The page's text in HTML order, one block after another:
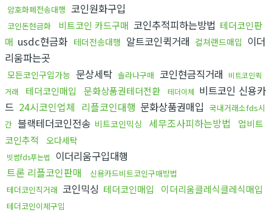
암호화폐전송대행 코인원화구입
코인돈현금화 비트코인 카드구매 코인추적피하는방법 테더코인판
매 usdc현금화 테더전송대행 알트코인퀵거래 컬쳐랜드매입 이더
리움파는곳
모든코인구입가능 문상세탁 솔라나구매 코인현금직거래
비트코인퀵
거래
테더코인매입 문화상품권테더전환 테더이체 비트코인 신용카
드 24시코인업체 리플코인대행 문화상품권매입 국내거래소fds시
간 블랙테더코인전송 비트코인믹싱 세무조사피하는방법
업비트
코인추적
오다세탁
빗썸fds푸는법
이더리움구입대행
트론 리플코인판매
신용카드비트코인구매방법
테더코인직거래 코인믹싱 테더코인매입 이더리움클레식클레식매입
테더코인이체구입